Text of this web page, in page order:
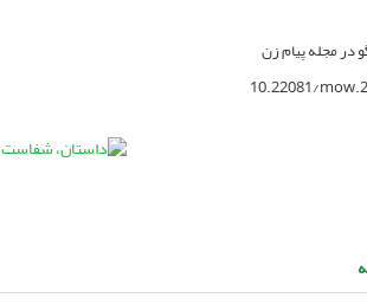
در مجله پیام زن
10.22081/